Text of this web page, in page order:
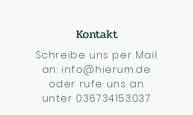
Kontakt
Schreibe uns per Mail
an: info@hierum.de
oder rufe uns an
unter 036734153037